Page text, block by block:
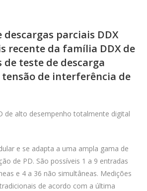
parciais DDX
recente da família DDX de
teste de descarga
tensão de interferência de
de alto desempenho totalmente digital
e se adapta a uma ampla gama de
de PD. São possíveis 1 a 9 entradas
e 4 a 36 não simultâneas. Medições
de acordo com a última